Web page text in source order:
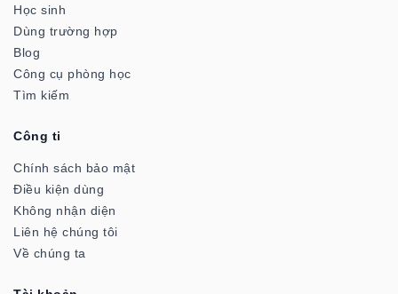
Học sinh
Dùng trường hợp
Blog
Công cụ phòng học
Tìm kiếm
Công ti
Chính sách bảo mật
Điều kiện dùng
Không nhận diện
Liên hệ chúng tôi
Về chúng ta